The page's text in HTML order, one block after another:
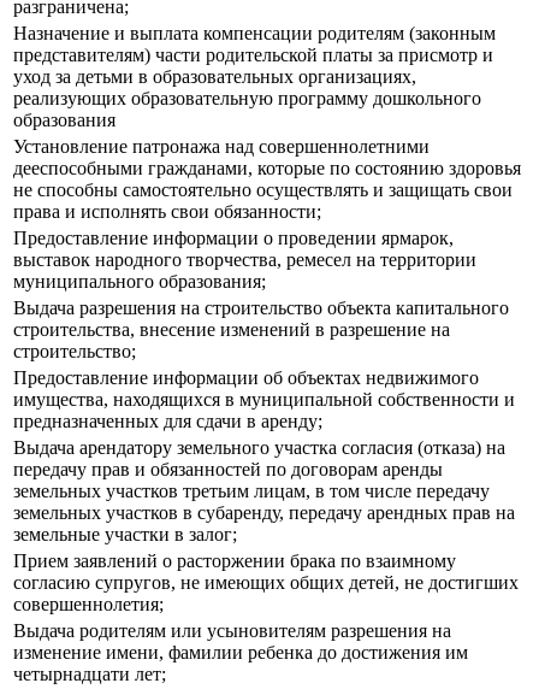
разграничена;
Назначение и выплата компенсации родителям (законным
представителям) части родительской платы за присмотр и
уход за детьми в образовательных организациях,
реализующих образовательную программу дошкольного
образования
Установление патронажа над совершеннолетними
дееспособными гражданами, которые по состоянию здоровья
не способны самостоятельно осуществлять и защищать свои
права и исполнять свои обязанности;
Предоставление информации о проведении ярмарок,
выставок народного творчества, ремесел на территории
муниципального образования;
Выдача разрешения на строительство объекта капитального
строительства, внесение изменений в разрешение на
строительство;
Предоставление информации об объектах недвижимого
имущества, находящихся в муниципальной собственности и
предназначенных для сдачи в аренду;
Выдача арендатору земельного участка согласия (отказа) на
передачу прав и обязанностей по договорам аренды
земельных участков третьим лицам, в том числе передачу
земельных участков в субаренду, передачу арендных прав на
земельные участки в залог;
Прием заявлений о расторжении брака по взаимному
согласию супругов, не имеющих общих детей, не достигших
совершеннолетия;
Выдача родителям или усыновителям разрешения на
изменение имени, фамилии ребенка до достижения им
четырнадцати лет;